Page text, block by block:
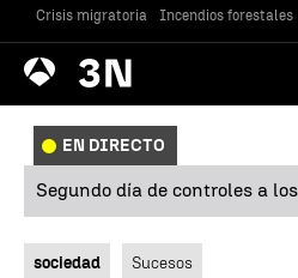
Crisis migratoria Incendios forestales
Antena
3 Noticias
EN DIRECTO
Segundo día de controles a
sociedad Sucesos